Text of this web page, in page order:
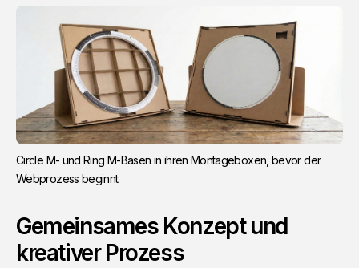
Circle M- und Ring M-Basen in ihren Montageboxen, bevor der
Webprozess beginnt.
Gemeinsames Konzept und
kreativer Prozess